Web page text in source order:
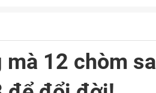
12 chòm